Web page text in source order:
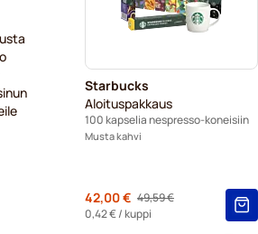
Kahvilisukkeet
L’OR-kahvikapselit
Segafredo-kahvikapselit
Caffè Borbone
Starbucks
Aloituspakkaus
100 kapselia nespresso-koneisiin
Musta kahvi
Regular Price
49,59 €
Alkaen
42,00 €
0,42 €/ kuppi